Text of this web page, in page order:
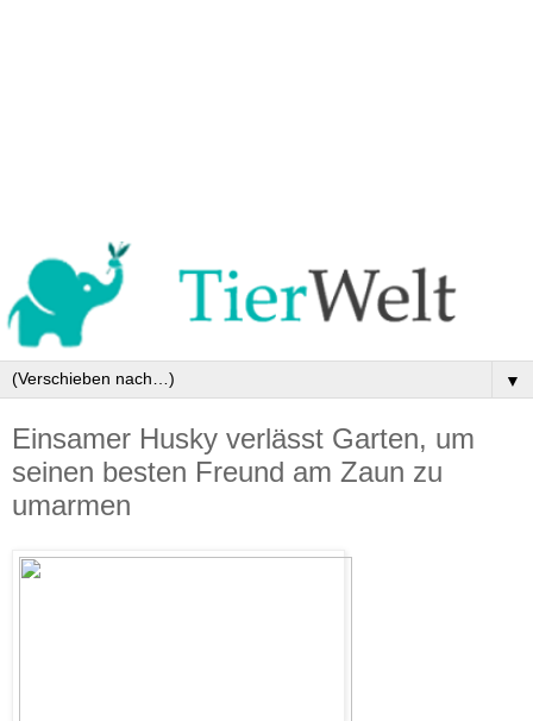
▼
Einsamer Husky verlässt Garten, um
seinen besten Freund am Zaun zu
umarmen